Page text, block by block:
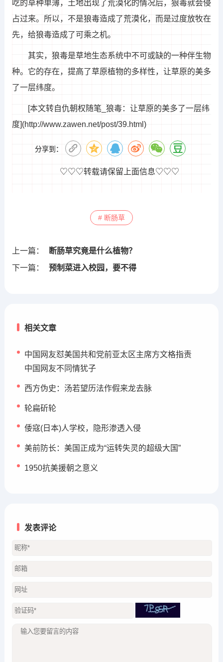
吃的草种单薄，土地出现了荒漠化的情况后，狼毒就会侵
占过来。所以，不是狼毒造成了荒漠化，而是过度放牧在
先，给狼毒造成了可乘之机。
其实，狼毒是草地生态系统中不可或缺的一种伴生物
种。它的存在，提高了草原植物的多样性，让草原的美多
了一层纬度。
[本文转自仇朝权随笔_狼毒：让草原的美多了一层纬
度](http://www.zawen.net/post/39.html)
分享到：
♡♡♡转载请保留上面信息♡♡♡
# 断肠草
上一篇：
断肠草究竟是什么植物？
下一篇：
预制菜进入校园，要不得
相关文章
中国网友怼美国共和党前亚太区主席方文格指责
中国网友不同情犹子
西方伪史：汤若望历法作假来龙去脉
轮扁斫轮
倭寇(日本)人学校，隐形渗透入侵
美前防长：美国正成为“运转失灵的超级大国”
1950抗美援朝之意义
发表评论